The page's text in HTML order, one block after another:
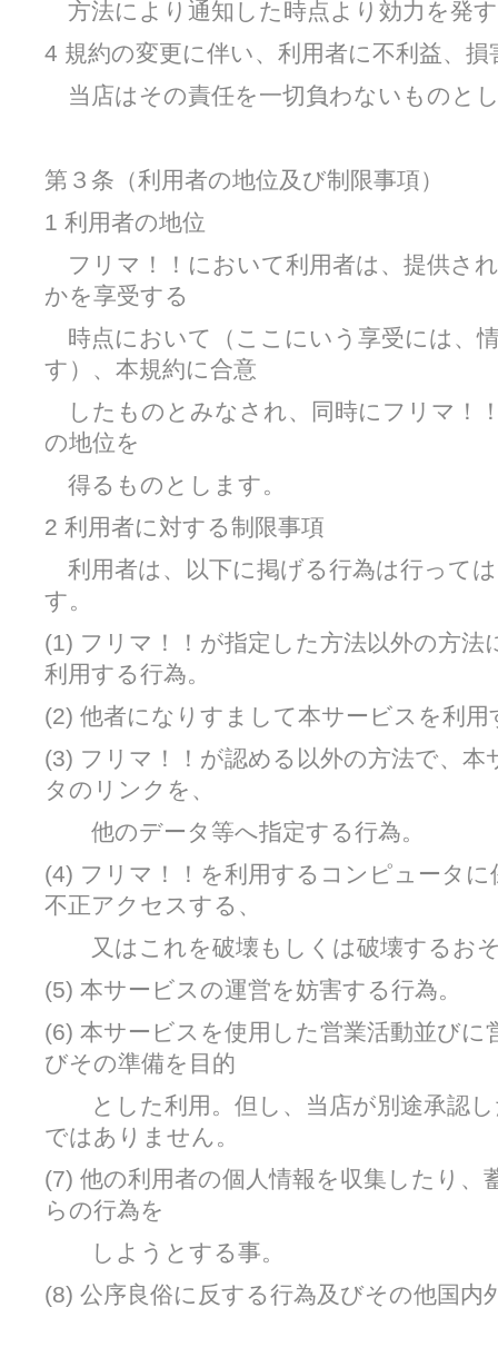
方法により通知した時点より効力を発
4 規約の変更に伴い、利用者に不利益、
当店はその責任を一切負わないものと
第３条（利用者の地位及び制限事項）
1 利用者の地位
フリマ！！において利用者は、提供さ
かを享受する
時点において（ここにいう享受には、
す）、本規約に合意
したものとみなされ、同時にフリマ！
の地位を
得るものとします。
2 利用者に対する制限事項
利用者は、以下に掲げる行為は行って
す。
(1) フリマ！！が指定した方法以外の方
利用する行為。
(2) 他者になりすまして本サービスを利用
(3) フリマ！！が認める以外の方法で、
タのリンクを、
他のデータ等へ指定する行為。
(4) フリマ！！を利用するコンピュータ
不正アクセスする、
又はこれを破壊もしくは破壊するお
(5) 本サービスの運営を妨害する行為。
(6) 本サービスを使用した営業活動並びに
びその準備を目的
とした利用。但し、当店が別途承認し
ではありません。
(7) 他の利用者の個人情報を収集したり、
らの行為を
しようとする事。
(8) 公序良俗に反する行為及びその他国内